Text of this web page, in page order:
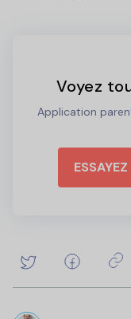
Voyez
Application